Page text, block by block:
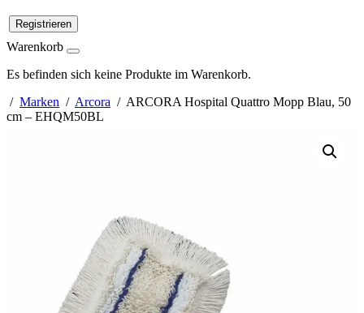
Registrieren
Warenkorb
Es befinden sich keine Produkte im Warenkorb.
/ Marken / Arcora / ARCORA Hospital Quattro Mopp Blau, 50
cm – EHQM50BL